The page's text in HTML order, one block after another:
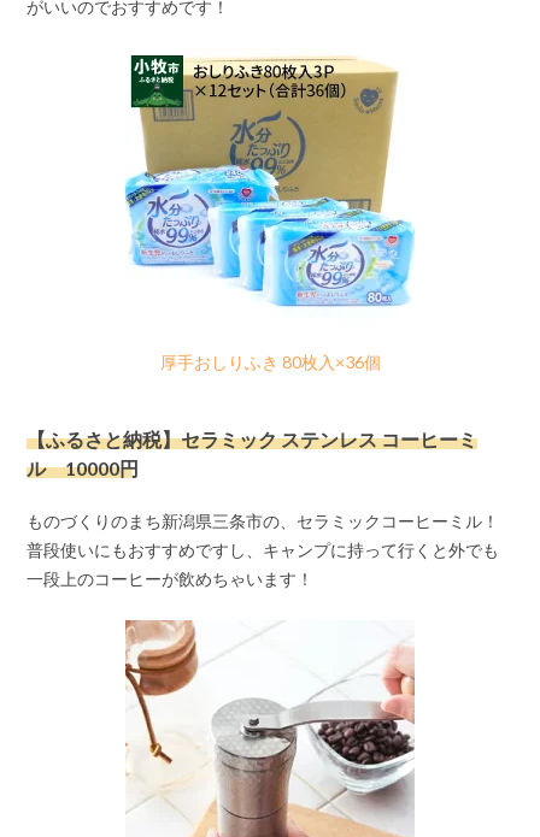
がいいのでおすすめです！
厚手おしりふき 80枚入×36個
【ふるさと納税】セラミック ステンレス コーヒーミ
ル 10000円
ものづくりのまち新潟県三条市の、セラミックコーヒーミル！
普段使いにもおすすめですし、キャンプに持って行くと外でも
一段上のコーヒーが飲めちゃいます！